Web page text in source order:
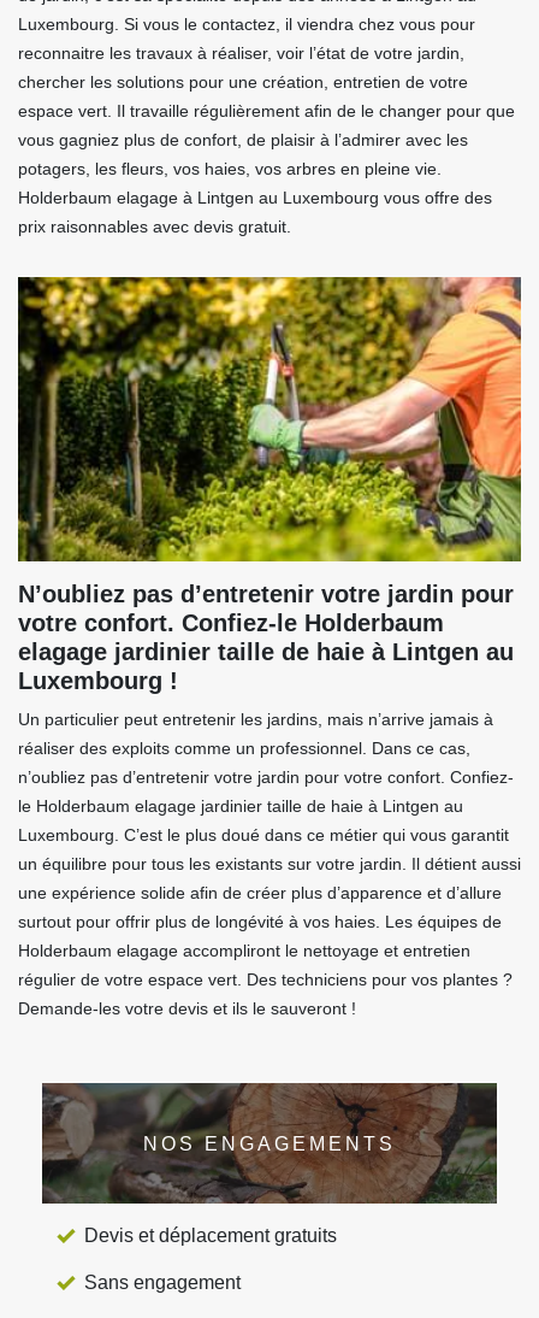
Luxembourg. Si vous le contactez, il viendra chez vous pour
reconnaitre les travaux à réaliser, voir l’état de votre jardin,
chercher les solutions pour une création, entretien de votre
espace vert. Il travaille régulièrement afin de le changer pour que
vous gagniez plus de confort, de plaisir à l’admirer avec les
potagers, les fleurs, vos haies, vos arbres en pleine vie.
Holderbaum elagage à Lintgen au Luxembourg vous offre des
prix raisonnables avec devis gratuit.
N’oubliez pas d’entretenir votre jardin pour
votre confort. Confiez-le Holderbaum
elagage jardinier taille de haie à Lintgen au
Luxembourg !
Un particulier peut entretenir les jardins, mais n’arrive jamais à
réaliser des exploits comme un professionnel. Dans ce cas,
n’oubliez pas d’entretenir votre jardin pour votre confort. Confiez-
le Holderbaum elagage jardinier taille de haie à Lintgen au
Luxembourg. C’est le plus doué dans ce métier qui vous garantit
un équilibre pour tous les existants sur votre jardin. Il détient aussi
une expérience solide afin de créer plus d’apparence et d’allure
surtout pour offrir plus de longévité à vos haies. Les équipes de
Holderbaum elagage accompliront le nettoyage et entretien
régulier de votre espace vert. Des techniciens pour vos plantes ?
Demande-les votre devis et ils le sauveront !
NOS ENGAGEMENTS
Devis et déplacement gratuits
Sans engagement